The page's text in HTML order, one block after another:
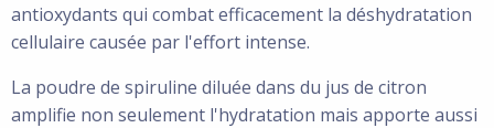
antioxydants qui combat efficacement la déshydratation
cellulaire causée par l'effort intense.
La poudre de spiruline diluée dans du jus de citron
amplifie non seulement l'hydratation mais apporte aussi